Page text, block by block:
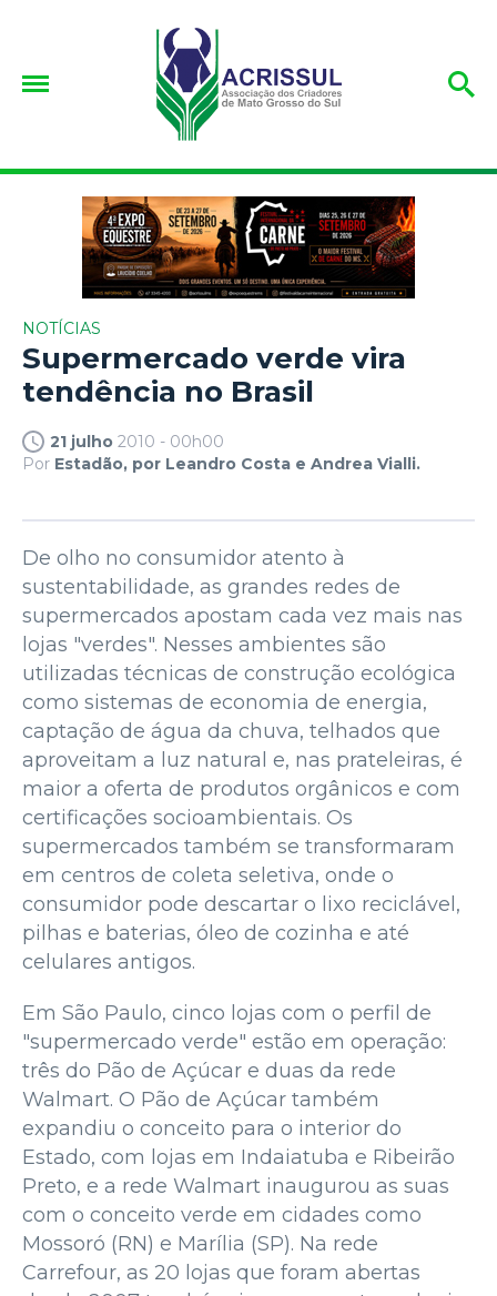
NOTÍCIAS
Supermercado verde vira
tendência no Brasil
21 julho 2010 - 00h00
Por Estadão, por Leandro Costa e Andrea Vialli.
De olho no consumidor atento à
sustentabilidade, as grandes redes de
supermercados apostam cada vez mais nas
lojas "verdes". Nesses ambientes são
utilizadas técnicas de construção ecológica
como sistemas de economia de energia,
captação de água da chuva, telhados que
aproveitam a luz natural e, nas prateleiras, é
maior a oferta de produtos orgânicos e com
certificações socioambientais. Os
supermercados também se transformaram
em centros de coleta seletiva, onde o
consumidor pode descartar o lixo reciclável,
pilhas e baterias, óleo de cozinha e até
celulares antigos.
Em São Paulo, cinco lojas com o perfil de
"supermercado verde" estão em operação:
três do Pão de Açúcar e duas da rede
Walmart. O Pão de Açúcar também
expandiu o conceito para o interior do
Estado, com lojas em Indaiatuba e Ribeirão
Preto, e a rede Walmart inaugurou as suas
com o conceito verde em cidades como
Mossoró (RN) e Marília (SP). Na rede
Carrefour, as 20 lojas que foram abertas